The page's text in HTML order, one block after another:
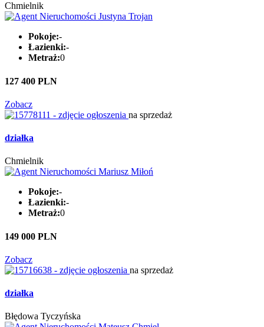
Chmielnik
Pokoje:-
Łazienki:-
Metraż:0
127 400 PLN
Zobacz
na sprzedaż
działka
Chmielnik
Pokoje:-
Łazienki:-
Metraż:0
149 000 PLN
Zobacz
na sprzedaż
działka
Błędowa Tyczyńska